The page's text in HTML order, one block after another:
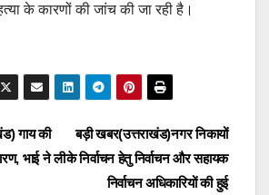
के कारणों की जांच की जा रही है।
बड़ी खबर(उत्तराखंड)नगर निकायों
के निर्वाचन हेतु निर्वाचन और सहायक
निर्वाचन अधिकारियों की हुई
गाय की
भाई ने ली